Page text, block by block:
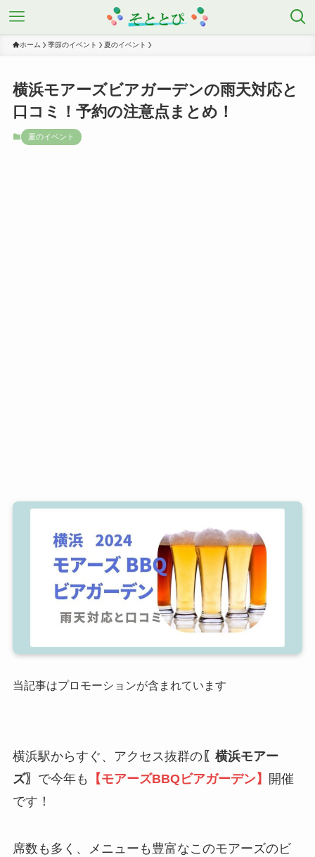
ホーム 季節のイベント 夏のイベント
横浜モアーズビアガーデンの雨天対応と
口コミ！予約の注意点まとめ！
夏のイベント
当記事はプロモーションが含まれています
横浜駅からすぐ、アクセス抜群の〖横浜モアー
ズ〗 で今年も 【モアーズBBQビアガーデン】
開催
です！
席数も多く、メニューも豊富なこのモアーズのビ